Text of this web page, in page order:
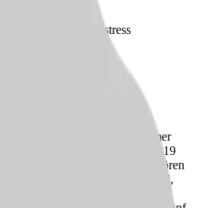
statt Bewerbungsstress
Jobs für dich
Seniorenzentrum Gerresheimer
aus drei Einrichtungen, die 2019
drei Einrichtungen gehören
Gerresheim und in Hüttelviertel,
erkrankte Bewohner:innen